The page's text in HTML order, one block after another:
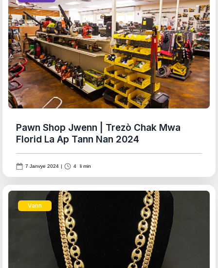
Pawn Shop Jwenn | Trezò Chak Mwa
Florid La Ap Tann Nan 2024
7 Janvye 2024 | 4 li min
Vann